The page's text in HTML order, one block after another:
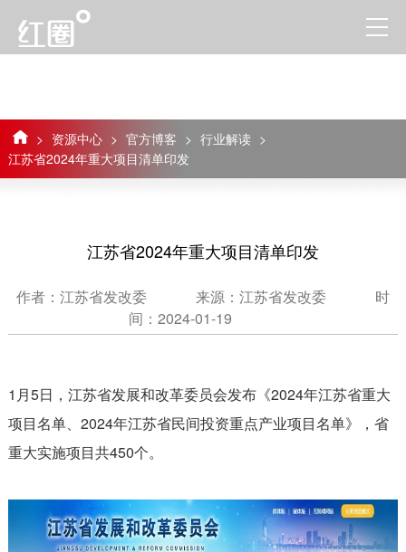
> 资源中心 > 官方博客 > 行业解读 >
江苏省2024年重大项目清单印发
江苏省2024年重大项目清单印发
作者：江苏省发改委 来源：江苏省发改委
时
间：2024-01-19
1月5日，江苏省发展和改革委员会发布《2024年江苏省重大
项目名单、2024年江苏省民间投资重点产业项目名单》，省
重大实施项目共450个。